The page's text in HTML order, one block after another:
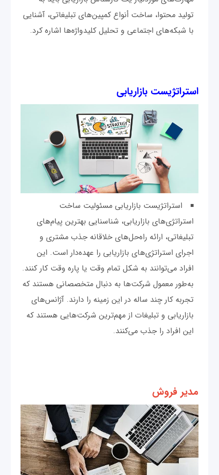
تولید محتوا، ساخت أنواع کمپین‌های تبلیغاتی، آشنایی
با شبکه‌های اجتماعی و تحلیل کلیدواژه‌ها اشاره کرد.
استراتژیست بازاریابی
استراتژیست بازاریابی مسئولیت ساخت
استراتژی‌های بازاریابی، شناسنایی بهترین پیام‌های
تبلیغاتی، ارائه راه‌حل‌های خلاقانه جذب مشتری و
اجرای استراتژی‌های بازاریابی را عهده‌دار است. این
افراد می‌توانند به شکل تمام وقت یا پاره وقت کار کنند.
به‌طور معمول شرکت‌ها به دنبال متخصصانی هستند که
تجربه کار چند ساله در این زمینه را دارند‌. آژانس‌های
بازاریابی و تبلیغات از مهم‌ترین شرکت‌هایی هستند که
این افراد را جذب می‌کنند.
مدیر فروش